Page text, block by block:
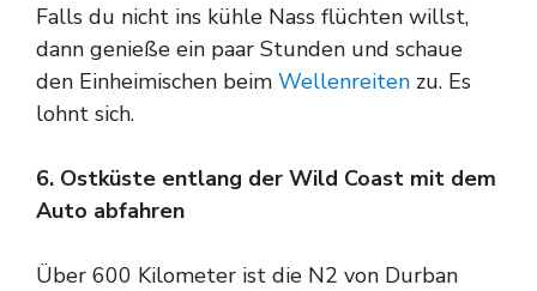
Falls du nicht ins kühle Nass flüchten willst,
dann genieße ein paar Stunden und schaue
den Einheimischen beim Wellenreiten zu. Es
lohnt sich.
6. Ostküste entlang der Wild Coast mit dem
Auto abfahren
Über 600 Kilometer ist die N2 von Durban